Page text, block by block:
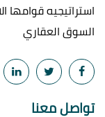
استراتيجيه قوامها
السوق العقاري
تواصل معنا